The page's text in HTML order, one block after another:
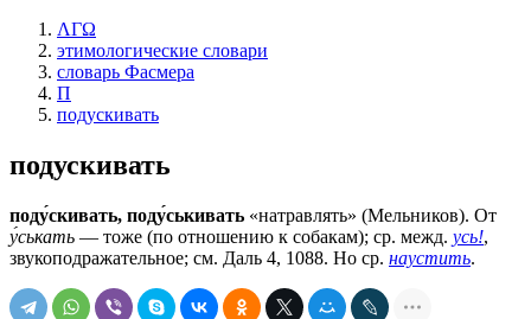
ΛΓΩ
этимологические словари
словарь Фасмера
П
подускивать
подускивать
поду́скивать, поду́ськивать «натравлять» (Мельников). От
у́ськать — тоже (по отношению к собакам); ср. межд. усь!,
звукоподражательное; см. Даль 4, 1088. Но ср. наустить.